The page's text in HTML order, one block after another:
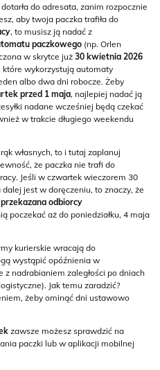
dotarła do adresata, zanim rozpocznie
aby twoja paczka trafiła do
, to musisz ją nadać z
paczkowego (np. Orlen
w skrytce już 30 kwietnia 2026
które wykorzystują automaty
albo dwa dni robocze. Żeby
przed 1 maja, najlepiej nadać ją
nadane wcześniej będą czekać
w trakcie długiego weekendu
własnych, to i tutaj zaplanuj
że paczka nie trafi do
Jeśli w czwartek wieczorem 30
jest w doręczeniu, to znaczy, że
odbiorcy
poczekać aż do poniedziałku, 4 maja
kurierskie wracają do
wystąpić opóźnienia w
nadrabianiem zaległości po dniach
Jak temu zaradzić?
żeby ominąć dni ustawowo
zawsze możesz sprawdzić na
paczki lub w aplikacji mobilnej